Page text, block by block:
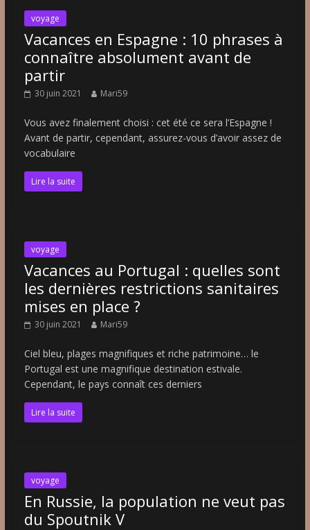
voyage
Vacances en Espagne : 10 phrases à
connaître absolument avant de
partir
30 juin 2021 Mari59
Vous avez finalement choisi : cet été ce sera l’Espagne !
Avant de partir, cependant, assurez-vous d’avoir assez de
vocabulaire
Lire la suite
voyage
Vacances au Portugal : quelles sont
les dernières restrictions sanitaires
mises en place ?
30 juin 2021 Mari59
Ciel bleu, plages magnifiques et riche patrimoine… le
Portugal est une magnifique destination estivale.
Cependant, le pays connaît ces derniers
Lire la suite
voyage
En Russie, la population ne veut pas
du Spoutnik V